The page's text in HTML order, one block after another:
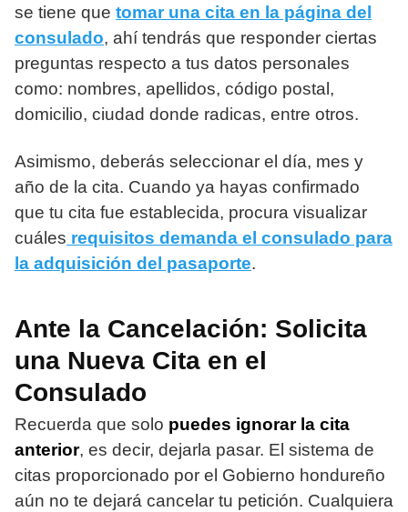
se tiene que tomar una cita en la página del
consulado, ahí tendrás que responder ciertas
preguntas respecto a tus datos personales
como: nombres, apellidos, código postal,
domicilio, ciudad donde radicas, entre otros.
Asimismo, deberás seleccionar el día, mes y
año de la cita. Cuando ya hayas confirmado
que tu cita fue establecida, procura visualizar
cuáles requisitos demanda el consulado para
la adquisición del pasaporte.
Ante la Cancelación: Solicita
una Nueva Cita en el
Consulado
Recuerda que solo puedes ignorar la cita
anterior, es decir, dejarla pasar. El sistema de
citas proporcionado por el Gobierno hondureño
aún no te dejará cancelar tu petición. Cualquiera